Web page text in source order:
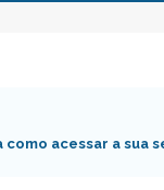
acessar a sua